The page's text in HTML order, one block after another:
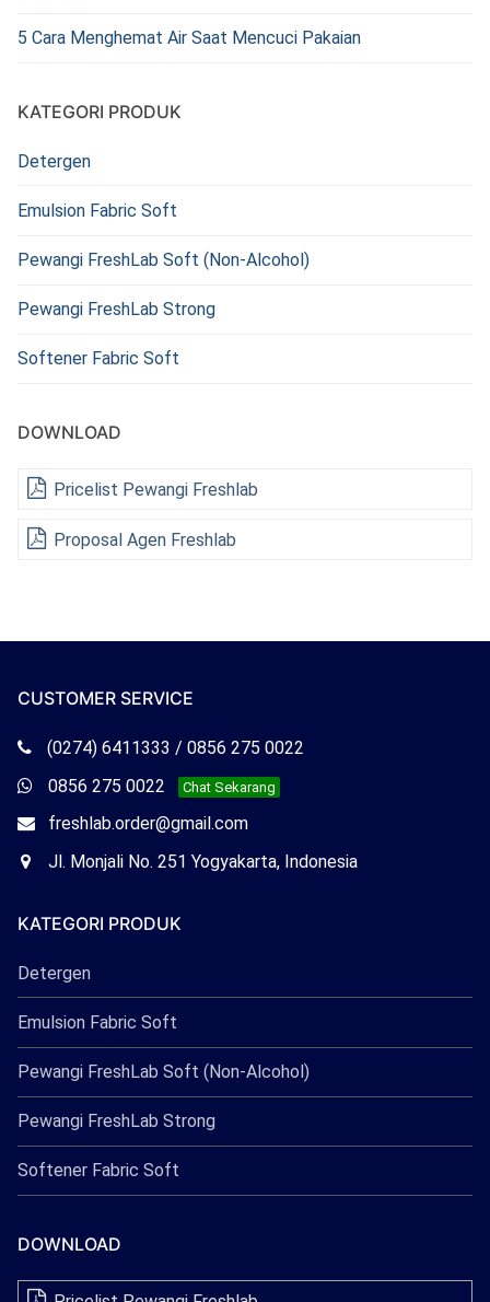
5 Cara Menghemat Air Saat Mencuci Pakaian
KATEGORI PRODUK
Detergen
Emulsion Fabric Soft
Pewangi FreshLab Soft (Non-Alcohol)
Pewangi FreshLab Strong
Softener Fabric Soft
DOWNLOAD
Pricelist Pewangi Freshlab
Proposal Agen Freshlab
CUSTOMER SERVICE
Telepon
Freshlab
(0274) 6411333 / 0856 275 0022
Whatsapp
Freshlab
0856 275 0022 Chat Sekarang
Email
Freshlab
freshlab.order@gmail.com
OfficeJl. Monjali No. 251 Yogyakarta, Indonesia
KATEGORI PRODUK
Detergen
Emulsion Fabric Soft
Pewangi FreshLab Soft (Non-Alcohol)
Pewangi FreshLab Strong
Softener Fabric Soft
DOWNLOAD